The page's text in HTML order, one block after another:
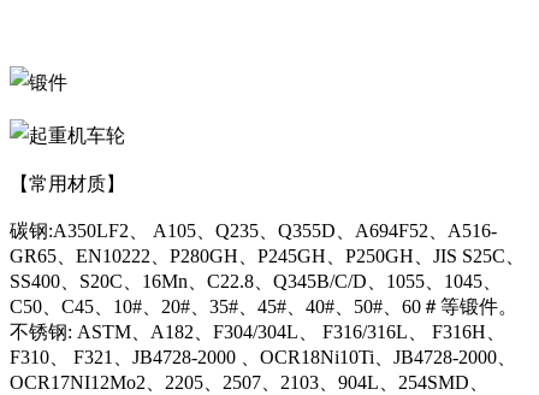
【常用材质】
碳钢:A350LF2、 A105、Q235、Q355D、A694F52、A516-
GR65、EN10222、P280GH、P245GH、P250GH、JIS S25C、
SS400、S20C、16Mn、C22.8、Q345B/C/D、1055、1045、
C50、C45、10#、20#、35#、45#、40#、50#、60＃等锻件。
不锈钢: ASTM、A182、F304/304L、 F316/316L、 F316H、
F310、 F321、JB4728-2000 、OCR18Ni10Ti、JB4728-2000、
OCR17NI12Mo2、2205、2507、2103、904L、254SMD、